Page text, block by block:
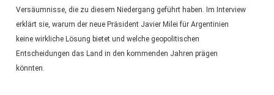
Versäumnisse, die zu diesem Niedergang geführt haben. Im Interview
erklärt sie, warum der neue Präsident Javier Milei für Argentinien
keine wirkliche Lösung bietet und welche geopolitischen
Entscheidungen das Land in den kommenden Jahren prägen
könnten.